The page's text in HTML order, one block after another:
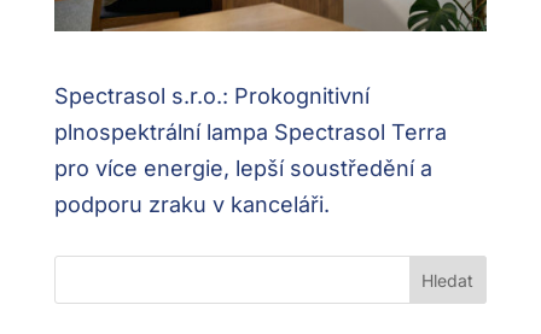
Spectrasol s.r.o.: Prokognitivní
plnospektrální lampa Spectrasol Terra
pro více energie, lepší soustředění a
podporu zraku v kanceláři.
Hledat